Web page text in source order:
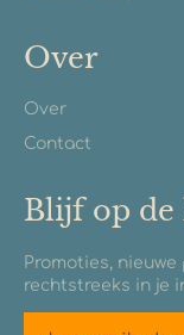
Over
Over
Contact
Blijf op de
Promoties,
rechtstreeks in je